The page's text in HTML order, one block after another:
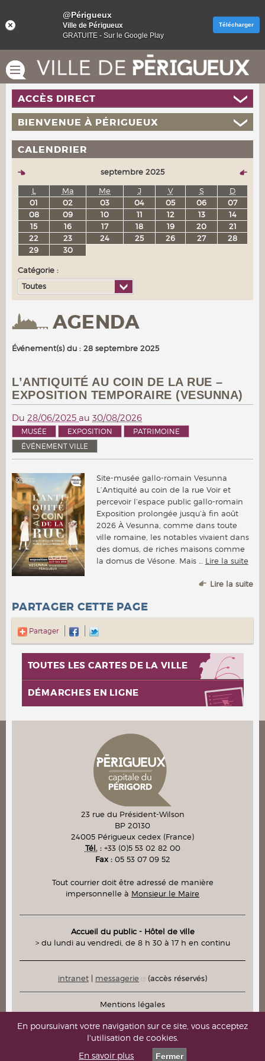
AGENDA
Événement(s) du : 28 septembre 2025
L’ANTIQUITÉ AU COIN DE LA RUE –
EXPOSITION TEMPORAIRE (VESUNNA)
Du 28/06/2025 au 30/08/2026
MUSÉE EXPOSITION
PATRIMOINE
ÉVÉNEMENT VILLE
Site-musée gallo-romain Vesunna
L’Antiquité au coin de la rue Voir et
percevoir l’espace public gallo-romain
Exposition prolongée jusqu’à fin août
2026 À Vesunna, comme dans toute
ville romaine, les notables vivaient dans
des domus, de riches maisons comme
la domus de Vésone. Mais … Lire la suite
Lire la suite
PARTAGER CETTE PAGE
Partager
ACCÈS DIRECT
BIENVENUE À PÉRIGUEUX
CALENDRIER
septembre 2025
L
Ma Me J V S
D
01
02 03 04 05 06
07
08
09 10 11 12 13
14
15
16 17 18 19 20
21
22
23 24 25 26 27
28
29
30
Catégorie :
Toutes
TOUTES LES CARTES DE LA VILLE
DÉMARCHES EN LIGNE
23 rue du Président-Wilson
BP 20130
24005 Périgueux cedex (France)
Tél.: +33 (0)5 53 02 82 00
Fax : 05 53 07 09 52
Tout courrier doit être adressé de manière
impersonnelle à Monsieur le Maire
Accueil du public - Hôtel de ville
> du lundi au vendredi, de 8 h 30 à 17 h en continu
intranet| messagerie (accès réservés)
Mentions légales
Plan du site
Contacts
En poursuivant votre navigation sur ce site, vous acceptez
l'utilisation de cookies.
En savoir plus
@Périgueux
Ville de Périgueux
GRATUITE - Sur le Google Play
Télécharger